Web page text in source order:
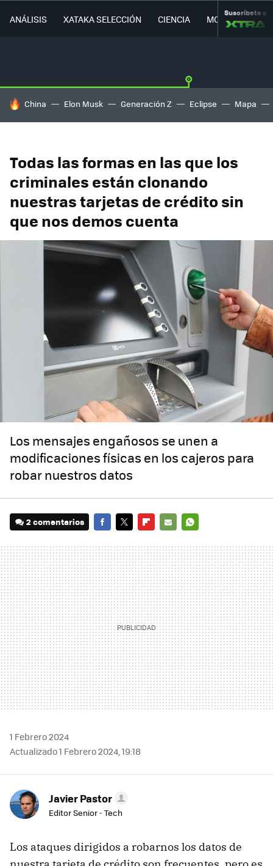
ANÁLISIS XATAKA SELECCIÓN CIENCIA MOVILIDAD
Suscríbete a
HOY SE HABLA DE
China Elon Musk Generación Z Eclipse Mapa
Todas las formas en las que los
criminales están clonando
nuestras tarjetas de crédito sin
que nos demos cuenta
Los mensajes engañosos se unen a
modificaciones físicas en los cajeros para
robar nuestros datos
2 comentarios
MAIL
1 Febrero 2024
Actualizado 1 Febrero 2024, 19:18
Javier Pastor
Editor Senior - Tech
Los ataques dirigidos a robarnos los datos de